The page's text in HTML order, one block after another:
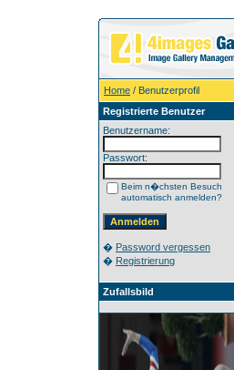
Home / Benutzerprofil
Registrierte Benutzer
Benutzername:
Passwort:
Beim n�chsten Besuch
automatisch anmelden?
� Password vergessen
� Registrierung
Zufallsbild